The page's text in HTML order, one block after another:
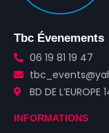
Tbc Évenements
06 19 81 19 47
BD DE L’EUROPE
INFORMATIONS